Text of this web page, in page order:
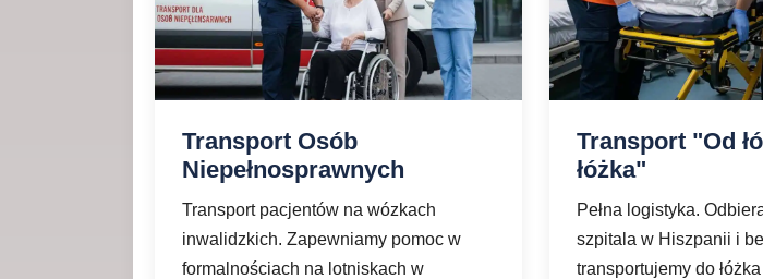
Transport Osób
Niepełnosprawnych
Transport pacjentów na wózkach
inwalidzkich. Zapewniamy pomoc w
formalnościach na lotniskach w
Transport "Od
łóżka"
Pełna logistyka.
szpitala w Hiszpanii i
transportujemy do